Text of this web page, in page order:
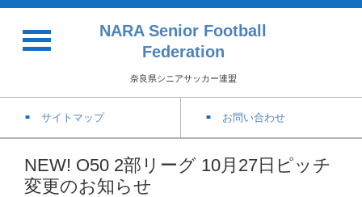
NARA Senior Football
Federation
奈良県シニアサッカー連盟
サイトマップ お問い合わせ
NEW! O50 2部リーグ 10月27日ピッチ
変更のお知らせ